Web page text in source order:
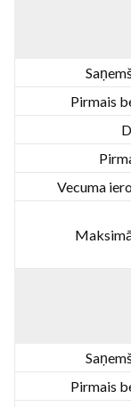
Pirmais
Vecuma
Pirmais